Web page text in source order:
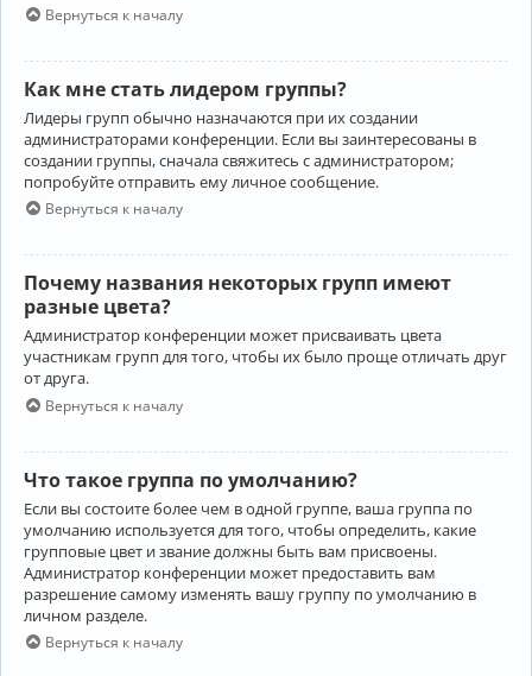
Вернуться к началу
Как мне стать лидером группы?
Лидеры групп обычно назначаются при их создании
администраторами конференции. Если вы заинтересованы в
создании группы, сначала свяжитесь с администратором;
попробуйте отправить ему личное сообщение.
Вернуться к началу
Почему названия некоторых групп имеют
разные цвета?
Администратор конференции может присваивать цвета
участникам групп для того, чтобы их было проще отличать друг
от друга.
Вернуться к началу
Что такое группа по умолчанию?
Если вы состоите более чем в одной группе, ваша группа по
умолчанию используется для того, чтобы определить, какие
групповые цвет и звание должны быть вам присвоены.
Администратор конференции может предоставить вам
разрешение самому изменять вашу группу по умолчанию в
личном разделе.
Вернуться к началу